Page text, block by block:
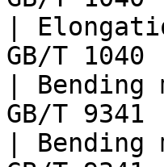
|
GB/T
|
GB/T
|